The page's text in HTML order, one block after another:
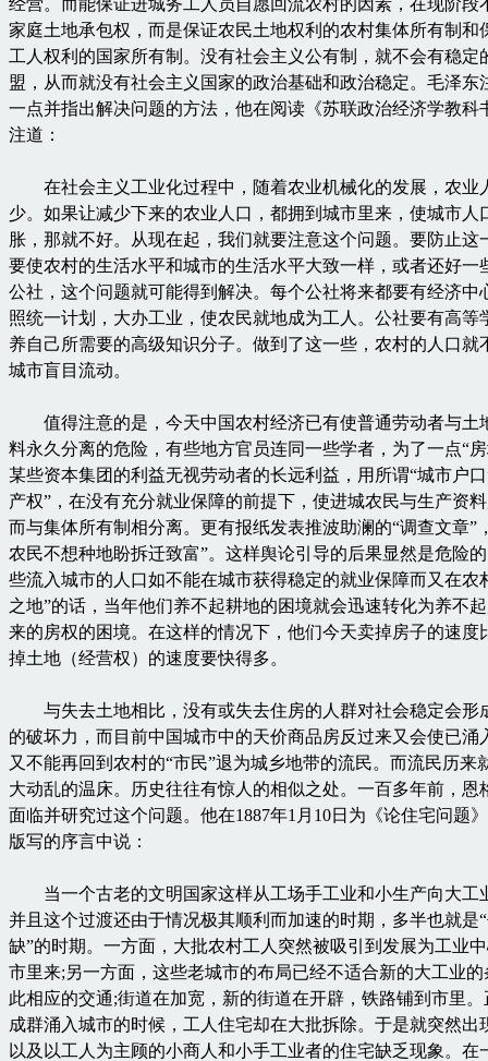
家庭土地承包权，而是保证农民土地权利的农村集体所有制和
工人权利的国家所有制。没有社会主义公有制，就不会有稳定
盟，从而就没有社会主义国家的政治基础和政治稳定。毛泽东
一点并指出解决问题的方法，他在阅读《苏联政治经济学教科
注道：
在社会主义工业化过程中，随着农业机械化的发展，农业
少。如果让减少下来的农业人口，都拥到城市里来，使城市人
胀，那就不好。从现在起，我们就要注意这个问题。要防止这
要使农村的生活水平和城市的生活水平大致一样，或者还好一
公社，这个问题就可能得到解决。每个公社将来都要有经济中
照统一计划，大办工业，使农民就地成为工人。公社要有高等
养自己所需要的高级知识分子。做到了这一些，农村的人口就
城市盲目流动。
值得注意的是，今天中国农村经济已有使普通劳动者与土
料永久分离的危险，有些地方官员连同一些学者，为了一点“
某些资本集团的利益无视劳动者的长远利益，用所谓“城市户口
产权”，在没有充分就业保障的前提下，使进城农民与生产资
而与集体所有制相分离。更有报纸发表推波助澜的“调查文章”
农民不想种地盼拆迁致富”。这样舆论引导的后果显然是危险
些流入城市的人口如不能在城市获得稳定的就业保障而又在农
之地”的话，当年他们养不起耕地的困境就会迅速转化为养不
来的房权的困境。在这样的情况下，他们今天卖掉房子的速度
掉土地（经营权）的速度要快得多。
与失去土地相比，没有或失去住房的人群对社会稳定会形
的破坏力，而目前中国城市中的天价商品房反过来又会使已涌
又不能再回到农村的“市民”退为城乡地带的流民。而流民历来
大动乱的温床。历史往往有惊人的相似之处。一百多年前，恩
面临并研究过这个问题。他在1887年1月10日为《论住宅问题
版写的序言中说：
当一个古老的文明国家这样从工场手工业和小生产向大工
并且这个过渡还由于情况极其顺利而加速的时期，多半也就是
缺”的时期。一方面，大批农村工人突然被吸引到发展为工业
市里来;另一方面，这些老城市的布局已经不适合新的大工业
此相应的交通;街道在加宽，新的街道在开辟，铁路铺到市里
成群涌入城市的时候，工人住宅却在大批拆除。于是就突然出
以及以工人为主顾的小商人和小手工业者的住宅缺乏现象。在